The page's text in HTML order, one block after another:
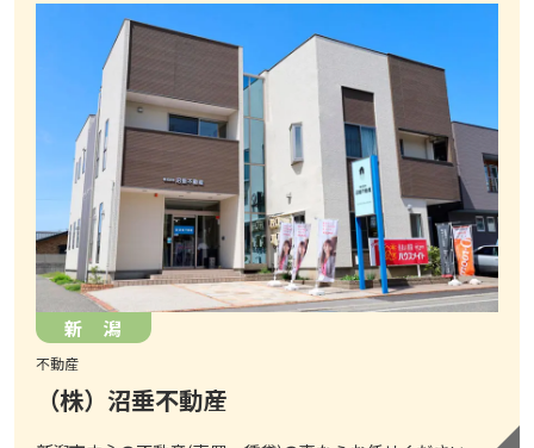
新 潟
不動産
（株）沼垂不動産